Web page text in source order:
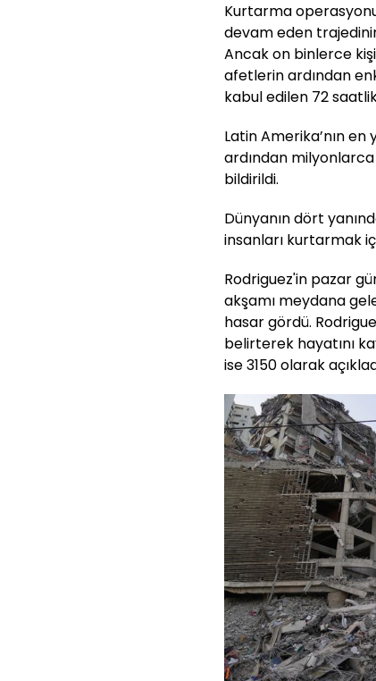
Kurtarma
devam eden
Ancak on binlerce
afetlerin ardından
kabul edilen 72
Latin Amerika’nın
ardından
bildirildi.
Dünyanın dört
insanları kurtarmak
Rodriguez'in pazar
akşamı meydana
hasar gördü.
belirterek hayatını
ise 3150 olarak